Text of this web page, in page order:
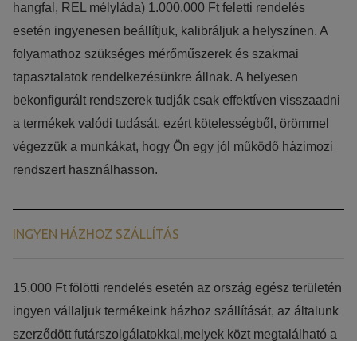
hangfal, REL mélyláda) 1.000.000 Ft feletti rendelés
esetén ingyenesen beállítjuk, kalibráljuk a helyszínen. A
folyamathoz szükséges mérőműszerek és szakmai
tapasztalatok rendelkezésünkre állnak. A helyesen
bekonfigurált rendszerek tudják csak effektíven visszaadni
a termékek valódi tudását, ezért kötelességből, örömmel
végezzük a munkákat, hogy Ön egy jól működő házimozi
rendszert használhasson.
INGYEN HÁZHOZ SZÁLLÍTÁS
15.000 Ft fölötti rendelés esetén az ország egész területén
ingyen vállaljuk termékeink házhoz szállítását, az általunk
szerződött futárszolgálatokkal,melyek közt megtalálható a